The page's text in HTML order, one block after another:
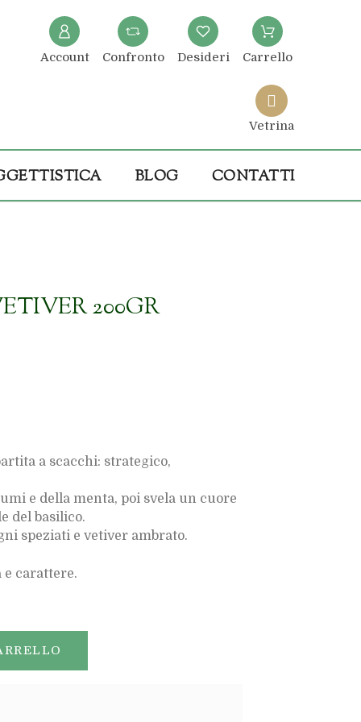
Account Confronto Desideri Carrello
Vetrina
BLOG CONTATTI
200GR
a scacchi: strategico,
e della menta, poi svela un cuore
del basilico.
speziati e vetiver ambrato.
carattere.